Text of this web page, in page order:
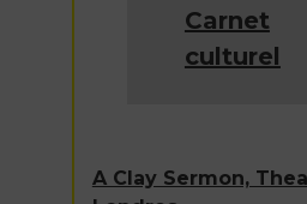
Carnet
culturel
A Clay Sermon,